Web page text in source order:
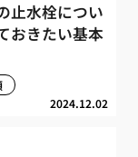
止水栓につい
おきたい基本
2024.12.02